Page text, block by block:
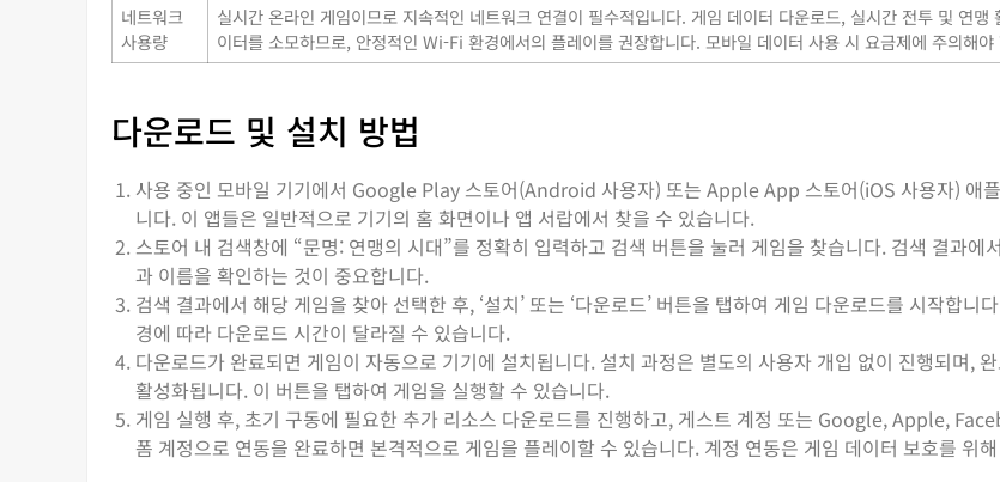
네트워크
사용량
실시간 온라인 게임이므로 지속적인 네트워크 연결이 필수적입니다. 게임 데이터 다운로드, 실시간 전투 및 연맹
이터를 소모하므로, 안정적인 Wi-Fi 환경에서의 플레이를 권장합니다. 모바일 데이터 사용 시 요금제에 주의해야
다운로드 및 설치 방법
사용 중인 모바일 기기에서 Google Play 스토어(Android 사용자) 또는 Apple App 스토어(iOS 사용자) 애
니다. 이 앱들은 일반적으로 기기의 홈 화면이나 앱 서랍에서 찾을 수 있습니다.
스토어 내 검색창에 “문명: 연맹의 시대”를 정확히 입력하고 검색 버튼을 눌러 게임을 찾습니다. 검색 결과에
과 이름을 확인하는 것이 중요합니다.
검색 결과에서 해당 게임을 찾아 선택한 후, ‘설치’ 또는 ‘다운로드’ 버튼을 탭하여 게임 다운로드를 시작합니
경에 따라 다운로드 시간이 달라질 수 있습니다.
다운로드가 완료되면 게임이 자동으로 기기에 설치됩니다. 설치 과정은 별도의 사용자 개입 없이 진행되며, 완
활성화됩니다. 이 버튼을 탭하여 게임을 실행할 수 있습니다.
게임 실행 후, 초기 구동에 필요한 추가 리소스 다운로드를 진행하고, 게스트 계정 또는 Google, Apple,
폼 계정으로 연동을 완료하면 본격적으로 게임을 플레이할 수 있습니다. 계정 연동은 게임 데이터 보호를 위